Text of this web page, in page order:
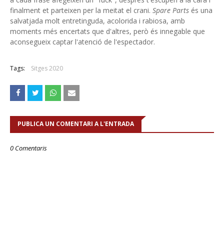
finalment et parteixen per la meitat el crani. Spare Parts és una
salvatjada molt entretinguda, acolorida i rabiosa, amb
moments més encertats que d'altres, però és innegable que
aconsegueix captar l'atenció de l'espectador.
Tags: Sitges 2020
PUBLICA UN COMENTARI A L'ENTRADA
0 Comentaris